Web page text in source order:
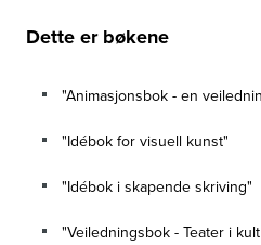
Dette er bøkene
"Animasjonsbok - en
"Idébok for visuell kunst"
"Idébok i skapende skriving"
"Veiledningsbok - Teater i